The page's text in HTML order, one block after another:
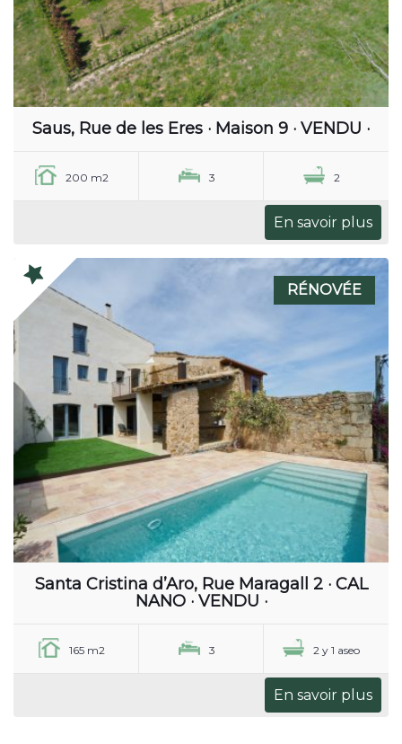
Saus, Rue de les Eres · Maison 9 · VENDU ·
200 m2 3 2
En savoir plus
RÉNOVÉE
Santa Cristina d’Aro, Rue Maragall 2 · CAL
NANO · VENDU ·
165 m2 3 2 y 1 aseo
En savoir plus